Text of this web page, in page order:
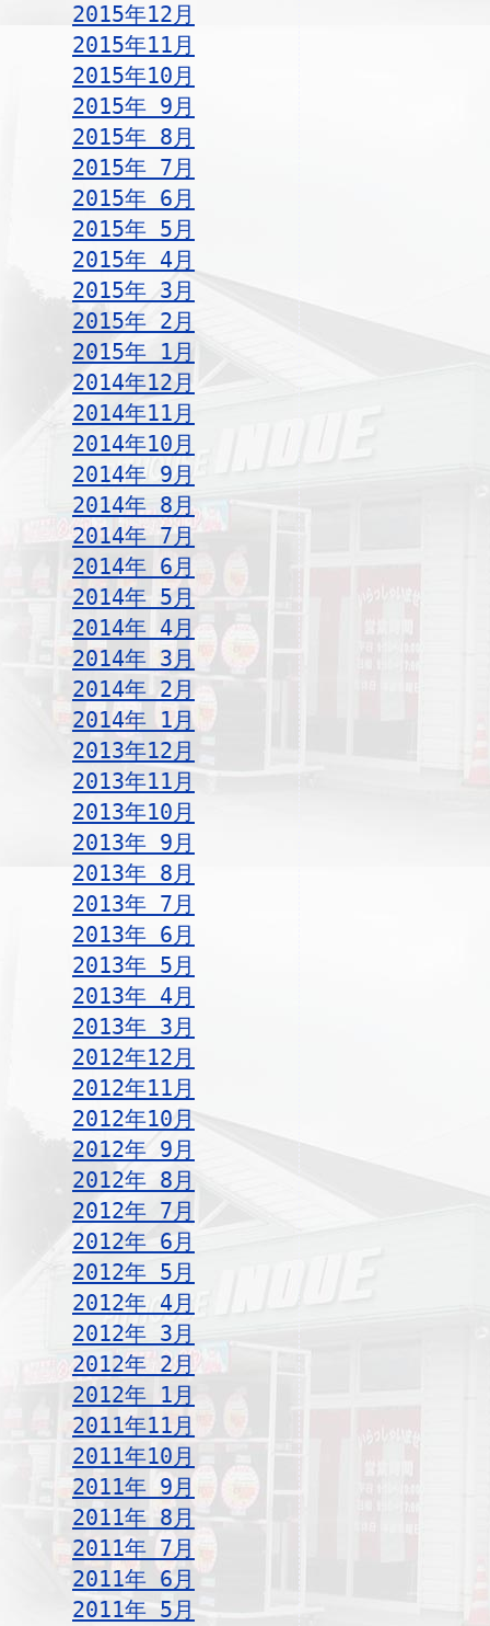
2015年12月
2015年11月
2015年10月
2015年 9月
2015年 8月
2015年 7月
2015年 6月
2015年 5月
2015年 4月
2015年 3月
2015年 2月
2015年 1月
2014年12月
2014年11月
2014年10月
2014年 9月
2014年 8月
2014年 7月
2014年 6月
2014年 5月
2014年 4月
2014年 3月
2014年 2月
2014年 1月
2013年12月
2013年11月
2013年10月
2013年 9月
2013年 8月
2013年 7月
2013年 6月
2013年 5月
2013年 4月
2013年 3月
2012年12月
2012年11月
2012年10月
2012年 9月
2012年 8月
2012年 7月
2012年 6月
2012年 5月
2012年 4月
2012年 3月
2012年 2月
2012年 1月
2011年11月
2011年10月
2011年 9月
2011年 8月
2011年 7月
2011年 6月
2011年 5月